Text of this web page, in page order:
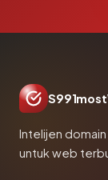
Intelijen
untuk web